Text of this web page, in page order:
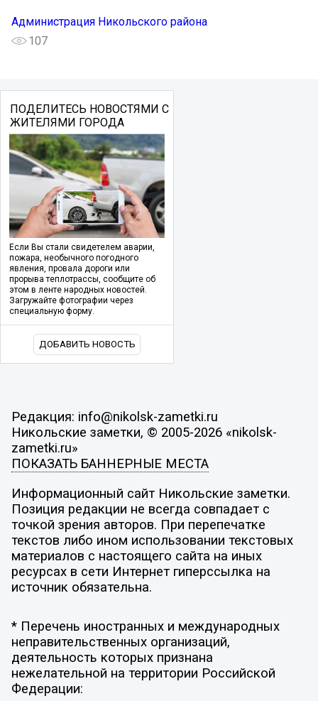
Администрация Никольского района
107
ПОДЕЛИТЕСЬ НОВОСТЯМИ С
ЖИТЕЛЯМИ ГОРОДА
Если Вы стали свидетелем аварии,
пожара, необычного погодного
явления, провала дороги или
прорыва теплотрассы, сообщите об
этом в ленте народных новостей.
Загружайте фотографии через
специальную форму.
ДОБАВИТЬ НОВОСТЬ
Редакция: info@nikolsk-zametki.ru
Никольские заметки, © 2005-2026 «nikolsk-
zametki.ru»
ПОКАЗАТЬ БАННЕРНЫЕ МЕСТА
Информационный сайт Никольские заметки.
Позиция редакции не всегда совпадает с
точкой зрения авторов. При перепечатке
текстов либо ином использовании текстовых
материалов с настоящего сайта на иных
ресурсах в сети Интернет гиперссылка на
источник обязательна.
* Перечень иностранных и международных
неправительственных организаций,
деятельность которых признана
нежелательной на территории Российской
Федерации: